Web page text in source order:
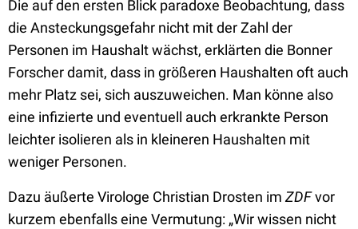
Die auf den ersten Blick paradoxe Beobachtung, dass
die Ansteckungsgefahr nicht mit der Zahl der
Personen im Haushalt wächst, erklärten die Bonner
Forscher damit, dass in größeren Haushalten oft auch
mehr Platz sei, sich auszuweichen. Man könne also
eine infizierte und eventuell auch erkrankte Person
leichter isolieren als in kleineren Haushalten mit
weniger Personen.
Dazu äußerte Virologe Christian Drosten im ZDFvor
kurzem ebenfalls eine Vermutung: „Wir wissen nicht